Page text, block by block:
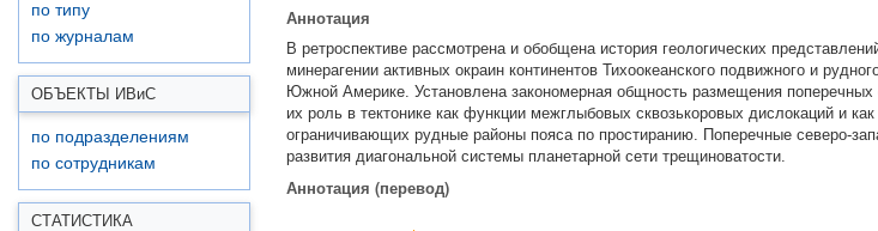
по типу
по журналам
ОБЪЕКТЫ ИВиС
по подразделениям
по сотрудникам
СТАТИСТИКА
Аннотация
В ретроспективе рассмотрена и обобщена история геологических
минерагении активных окраин континентов Тихоокеанского подвижного и
Южной Америке. Установлена закономерная общность размещения поперечных
их роль в тектонике как функции межглыбовых сквозькоровых дислокаций и
ограничивающих рудные районы пояса по простиранию. Поперечные северо-
развития диагональной системы планетарной сети трещиноватости.
Аннотация (перевод)